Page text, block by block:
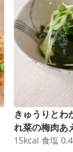
きゅうりとわ
れ菜の梅肉あ
15kcal 食塩 0.4